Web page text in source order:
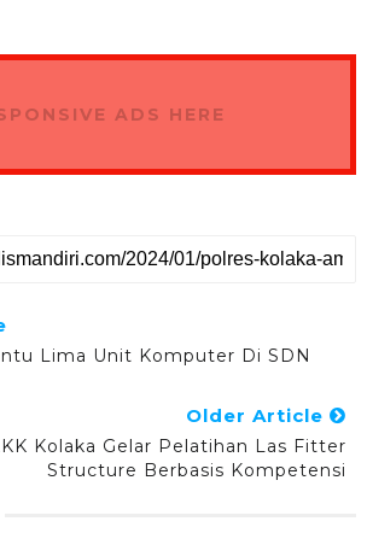
ADS HERE
Lima Unit Komputer Di SDN
Older Article
Kolaka Gelar Pelatihan Las Fitter
Structure Berbasis Kompetensi